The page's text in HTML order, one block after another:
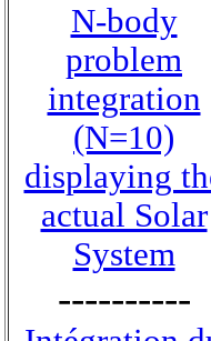
N-body
problem
integration
(N=10)
displaying
actual Solar
System
----------